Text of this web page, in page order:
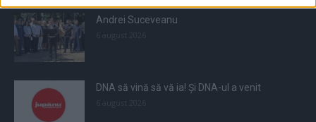
Andrei Suceveanu
DNA să vină să vă ia! Și DNA-ul a venit